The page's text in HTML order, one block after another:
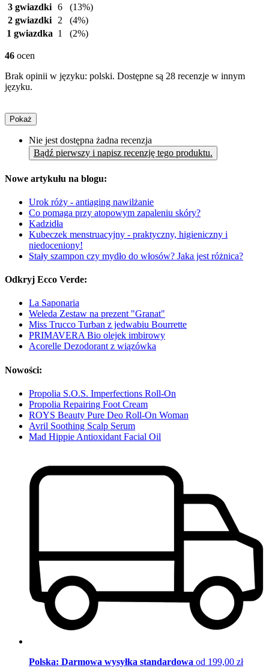
3 gwiazdki 6
(13%)
2 gwiazdki
2
(4%)
1 gwiazdka 1 (2%)
46 ocen
Brak opinii w języku: polski. Dostępne są 28 recenzje w innym
języku.
Pokaż
Nie jest dostępna żadna recenzja
Bądź pierwszy i napisz recenzję tego produktu.
Nowe artykułu na blogu:
Urok róży - antiaging nawilżanie
Co pomaga przy atopowym zapaleniu skóry?
Kadzidła
Kubeczek menstruacyjny - praktyczny, higieniczny i
niedoceniony!
Stały szampon czy mydło do włosów? Jaka jest różnica?
Odkryj Ecco Verde:
La Saponaria
Weleda Zestaw na prezent "Granat"
Miss Trucco Turban z jedwabiu Bourrette
PRIMAVERA Bio olejek imbirowy
Acorelle Dezodorant z wiązówka
Nowości:
Propolia S.O.S. Imperfections Roll-On
Propolia Repairing Foot Cream
ROYS Beauty Pure Deo Roll-On Woman
Avril Soothing Scalp Serum
Mad Hippie Antioxidant Facial Oil
Polska: Darmowa wysyłka standardowa od 199,00 zł